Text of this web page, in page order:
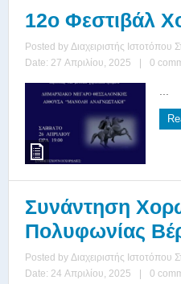
12ο Φεστιβάλ
Posted by Διαχειριστής
Date: 27 Απριλίου, 2025
| 0
Συνάντηση
Πολυφωνίας
Posted by Διαχειριστής
Date: 24 Απριλίου, 2025
| 0